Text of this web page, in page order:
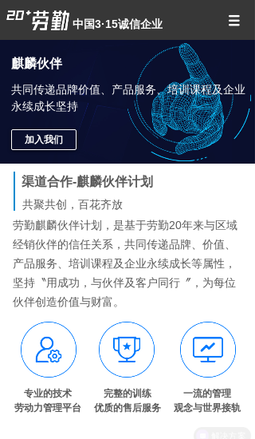
中国3·15诚信企业
麒麟伙伴
共同传递品牌价值、产品服务、培训课程及企业
永续成长坚持
加入我们
渠道合作-麒麟伙伴计划
共聚共创，百花齐放
劳勤麒麟伙伴计划，是基于劳勤20年来与区域
经销伙伴的信任关系，共同传递品牌、价值、
产品服务、培训课程及企业永续成长等属性，
坚持〝用成功，与伙伴及客户同行〞，为每位
伙伴创造价值与财富。
专业的技术
劳动力管理平台
完整的训练
优质的售后服务
一流的管理
观念与世界接轨